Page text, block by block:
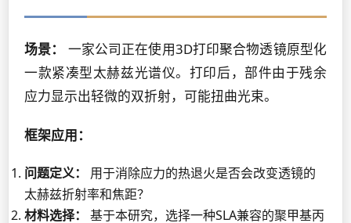
场景：
一家公司正在使用3D打印聚合物透镜原型化
一款紧凑型太赫兹光谱仪。打印后，部件由于残余
应力显示出轻微的双折射，可能扭曲光束。
框架应用：
问题定义：
用于消除应力的热退火是否会改变透镜的
太赫兹折射率和焦距？
材料选择：
基于本研究，选择一种SLA兼容的聚甲基丙